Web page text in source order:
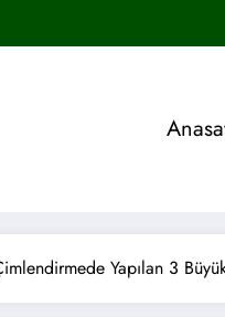
Yapılan 3